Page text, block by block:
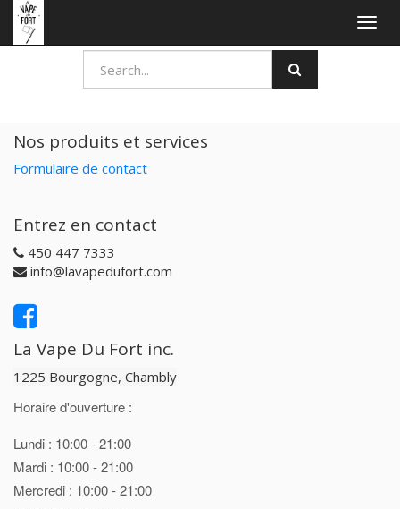
Nos produits et services
Formulaire de contact
Entrez en contact
450 447 7333
info@lavapedufort.com
La Vape Du Fort inc.
1225 Bourgogne, Chambly
Horaire d'ouverture :
Lundi : 10:00 - 21:00
Mardi : 10:00 - 21:00
Mercredi : 10:00 - 21:00